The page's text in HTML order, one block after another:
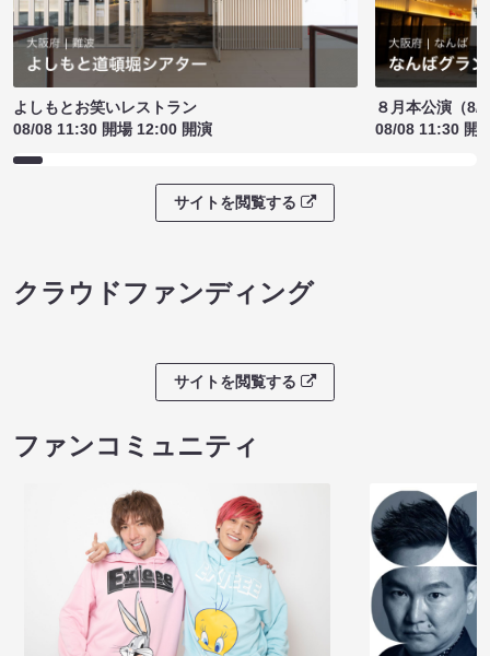
よしもとお笑いレストラン
08/08 11:30 開場 12:00 開演
８月本公演（8/
08/08 11:30 開
サイトを閲覧する
クラウドファンディング
サイトを閲覧する
ファンコミュニティ